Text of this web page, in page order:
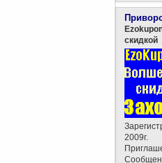
скидкой
2009г.